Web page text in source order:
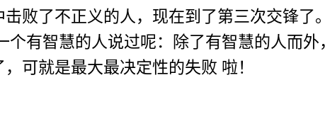
败了不正义的人，现在到了第三次交锋
个有智慧的人说过呢：除了有智慧的人而
可就是最大最决定性的失败 啦！